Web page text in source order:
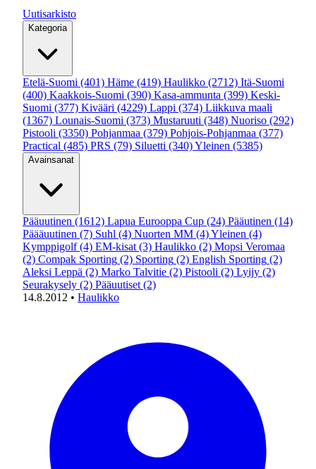
Uutisarkisto
Kategoria
Etelä-Suomi (401) Häme (419) Haulikko (2712) Itä-Suomi
(400) Kaakkois-Suomi (390) Kasa-ammunta (399) Keski-
Suomi (377) Kivääri (4229) Lappi (374) Liikkuva maali
(1367) Lounais-Suomi (373) Mustaruuti (348) Nuoriso (292)
Pistooli (3350) Pohjanmaa (379) Pohjois-Pohjanmaa (377)
Practical (485) PRS (79) Siluetti (340)Yleinen (5385)
Avainsanat
Pääuutinen (1612) Lapua Eurooppa Cup (24) Pääutinen (14)
Päääuutinen (7) Suhl (4) Nuorten MM (4)Yleinen (4)
Kymppigolf (4) EM-kisat (3) Haulikko (2) Mopsi Veromaa
(2) Compak Sporting (2) Sporting (2) English Sporting (2)
Aleksi Leppä (2) Marko Talvitie (2) Pistooli (2) Lyijy (2)
Seurakysely (2) Pääuutiset (2)
14.8.2012 • Haulikko